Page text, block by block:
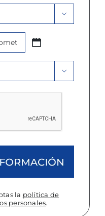


la política de
personales.